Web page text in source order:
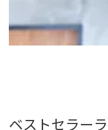
ベストセラー